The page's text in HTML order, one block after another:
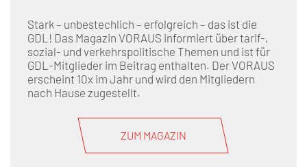
Stark – unbestechlich – erfolgreich – das ist die
GDL! Das Magazin VORAUS informiert über tarif-,
sozial- und verkehrspolitische Themen und ist für
GDL-Mitglieder im Beitrag enthalten. Der VORAUS
erscheint 10x im Jahr und wird den Mitgliedern
nach Hause zugestellt.
ZUM MAGAZIN